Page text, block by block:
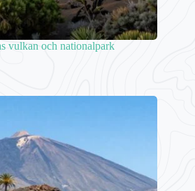
vulkan och nationalpark